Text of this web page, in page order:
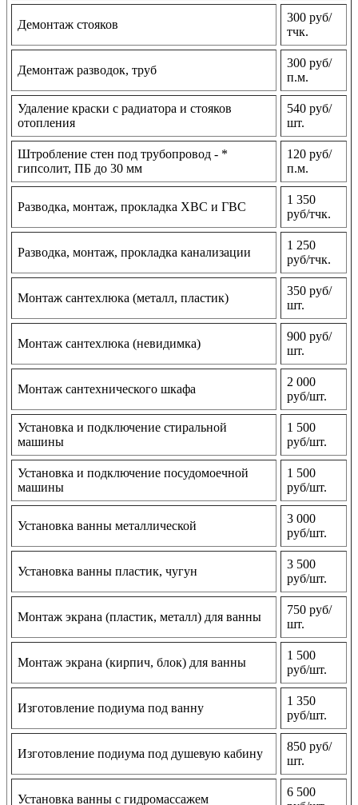
Демонтаж стояков
300 руб/
тчк.
Демонтаж разводок, труб
300 руб/
п.м.
Удаление краски с радиатора и стояков
отопления
540 руб/
шт.
Штробление стен под трубопровод - *
гипсолит, ПБ до 30 мм
120 руб/
п.м.
Разводка, монтаж, прокладка ХВС и ГВС
1 350
руб/тчк.
Разводка, монтаж, прокладка канализации
1 250
руб/тчк.
Монтаж сантехлюка (металл, пластик)
350 руб/
шт.
Монтаж сантехлюка (невидимка)
900 руб/
шт.
Монтаж сантехнического шкафа
2 000
руб/шт.
Установка и подключение стиральной
машины
1 500
руб/шт.
Установка и подключение посудомоечной
машины
1 500
руб/шт.
Установка ванны металлической
3 000
руб/шт.
Установка ванны пластик, чугун
3 500
руб/шт.
Монтаж экрана (пластик, металл) для ванны
750 руб/
шт.
Монтаж экрана (кирпич, блок) для ванны
1 500
руб/шт.
Изготовление подиума под ванну
1 350
руб/шт.
Изготовление подиума под душевую кабину
850 руб/
шт.
Установка ванны с гидромассажем
6 500